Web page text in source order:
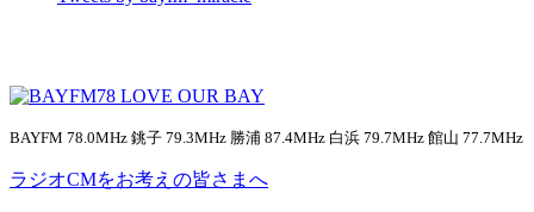
BAYFM 78.0MHz 銚子 79.3MHz 勝浦 87.4MHz 白浜 79.7MHz 館山 77.7MHz
ラジオCMをお考えの皆さまへ